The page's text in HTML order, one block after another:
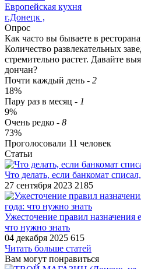
Европейская кухня
г.Донецк ,
Опрос
Как часто вы бываете в
Количество развлекательных
стремительно растет. Давайте
дончан?
Почти каждый день - 2
18%
Пару раз в месяц - 1
9%
Очень редко - 8
73%
Проголосовали 11 человек
Статьи
Что делать, если банкомат
27 сентября 2023 2185
Ужесточение правил назначения
что нужно знать
04 декабря 2025 615
Читать больше статей
Вам могут понравиться